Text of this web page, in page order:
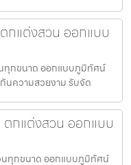
กแต่งสวน ออกแบบ
ทุกขนาด ออกแบบภูมิทัศน์
นความสวยงาม รับจัด
ตกแต่งสวน ออกแบบ
นทุกขนาด ออกแบบภูมิทัศน์